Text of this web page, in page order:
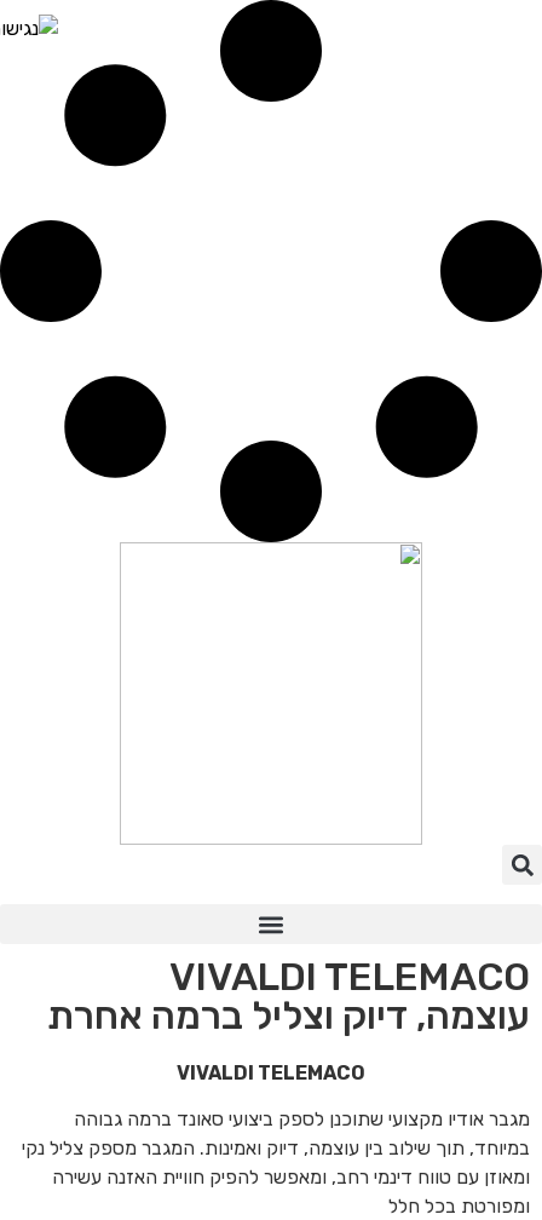
VIVALDI TELEMACO
עוצמה, דיוק וצליל ברמה אחרת
VIVALDI TELEMACO
מגבר אודיו מקצועי שתוכנן לספק ביצועי סאונד ברמה גבוהה
במיוחד, תוך שילוב בין עוצמה, דיוק ואמינות. המגבר מספק צליל נקי
ומאוזן עם טווח דינמי רחב, ומאפשר להפיק חוויית האזנה עשירה
ומפורטת בכל חלל